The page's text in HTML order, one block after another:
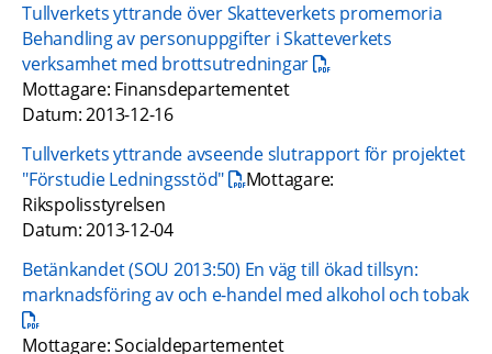
Tullverkets yttrande över Skatteverkets promemoria
Behandling av personuppgifter i Skatteverkets
verksamhet med brottsutredningarpdf, 428.6 kB.
Mottagare: Finansdepartementet
Datum: 2013-12-16
Tullverkets yttrande avseende slutrapport för projektet
"Förstudie Ledningsstöd"pdf, 54.4 kB.
Mottagare:
Rikspolisstyrelsen
Datum: 2013-12-04
Betänkandet (SOU 2013:50) En väg till ökad tillsyn:
marknadsföring av och e-handel med alkohol och tobak
Mottagare: Socialdepartementet